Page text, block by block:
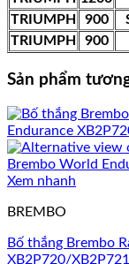
TRIUMPH
900
TRIUMPH
900
Sản phẩm
Xem nhanh
BREMBO
Bố thắng Brembo
XB2P720/